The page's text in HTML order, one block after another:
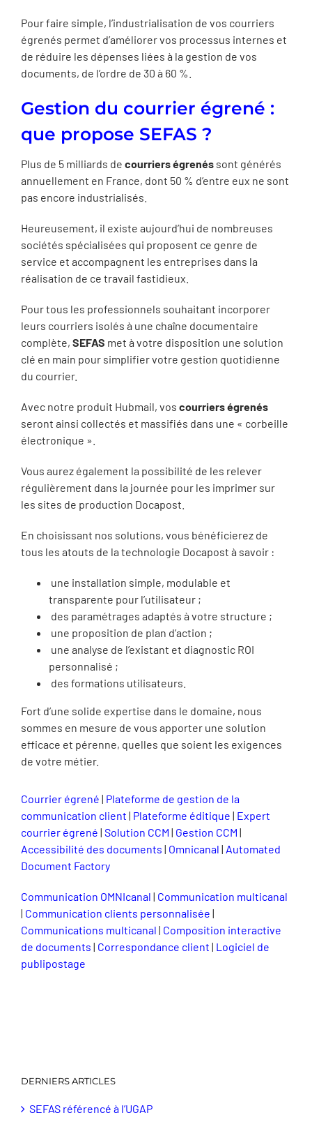
Pour faire simple, l’industrialisation de vos courriers
égrenés permet d’améliorer vos processus internes et
de réduire les dépenses liées à la gestion de vos
documents, de l’ordre de 30 à 60 %.
Gestion du courrier égrené :
que propose SEFAS ?
Plus de 5 milliards de courriers égrenés sont générés
annuellement en France, dont 50 % d’entre eux ne sont
pas encore industrialisés.
Heureusement, il existe aujourd’hui de nombreuses
sociétés spécialisées qui proposent ce genre de
service et accompagnent les entreprises dans la
réalisation de ce travail fastidieux.
Pour tous les professionnels souhaitant incorporer
leurs courriers isolés à une chaîne documentaire
complète, SEFAS met à votre disposition une solution
clé en main pour simplifier votre gestion quotidienne
du courrier.
Avec notre produit Hubmail, vos courriers égrenés
seront ainsi collectés et massifiés dans une « corbeille
électronique ».
Vous aurez également la possibilité de les relever
régulièrement dans la journée pour les imprimer sur
les sites de production Docapost.
En choisissant nos solutions, vous bénéficierez de
tous les atouts de la technologie Docapost à savoir :
une installation simple, modulable et
transparente pour l’utilisateur ;
des paramétrages adaptés à votre structure ;
une proposition de plan d’action ;
une analyse de l’existant et diagnostic ROI
personnalisé ;
des formations utilisateurs.
Fort d’une solide expertise dans le domaine, nous
sommes en mesure de vous apporter une solution
efficace et pérenne, quelles que soient les exigences
de votre métier.
Courrier égrené | Plateforme de gestion de la
communication client | Plateforme éditique | Expert
courrier égrené | Solution CCM | Gestion CCM |
Accessibilité des documents | Omnicanal | Automated
Document Factory
Communication OMNIcanal | Communication multicanal
| Communication clients personnalisée |
Communications multicanal | Composition interactive
de documents | Correspondance client | Logiciel de
publipostage
DERNIERS ARTICLES
SEFAS référencé à l’UGAP